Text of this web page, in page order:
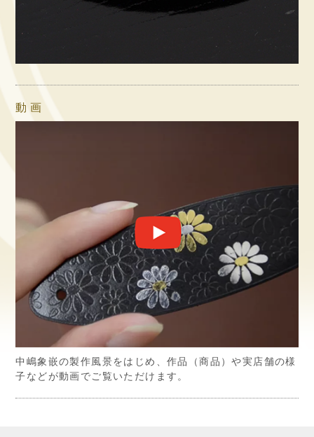
動画
中嶋象嵌の製作風景をはじめ、作品（商品）や実店舗の様
子などが動画でご覧いただけます。